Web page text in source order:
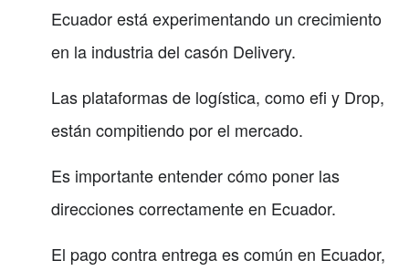
Ecuador está experimentando un crecimiento
en la industria del casón Delivery.
Las plataformas de logística, como efi y Drop,
están compitiendo por el mercado.
Es importante entender cómo poner las
direcciones correctamente en Ecuador.
El pago contra entrega es común en Ecuador,